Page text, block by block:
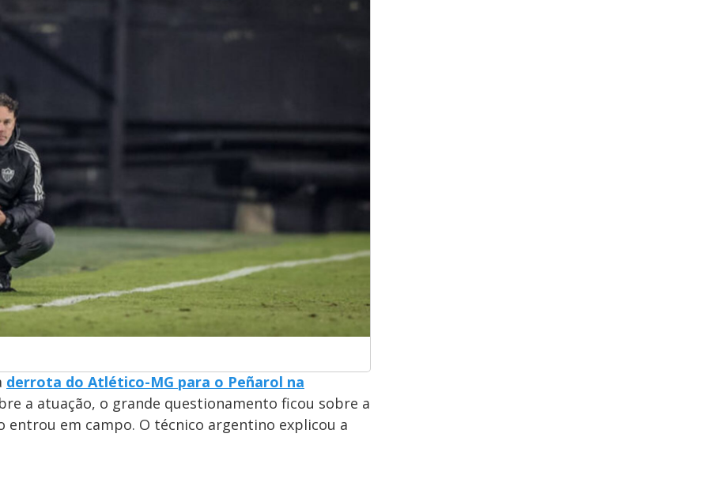
derrota do Atlético-MG para o Peñarol na
a atuação, o grande questionamento ficou sobre a
entrou em campo. O técnico argentino explicou a